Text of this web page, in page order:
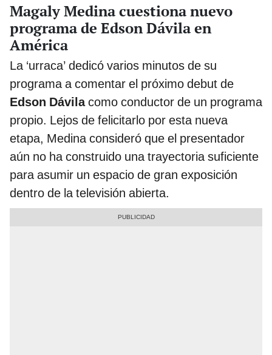
Magaly Medina cuestiona nuevo
programa de Edson Dávila en
América
La ‘urraca’ dedicó varios minutos de su
programa a comentar el próximo debut de
Edson Dávilacomo conductor de un programa
propio. Lejos de felicitarlo por esta nueva
etapa, Medina consideró que el presentador
aún no ha construido una trayectoria suficiente
para asumir un espacio de gran exposición
dentro de la televisión abierta.